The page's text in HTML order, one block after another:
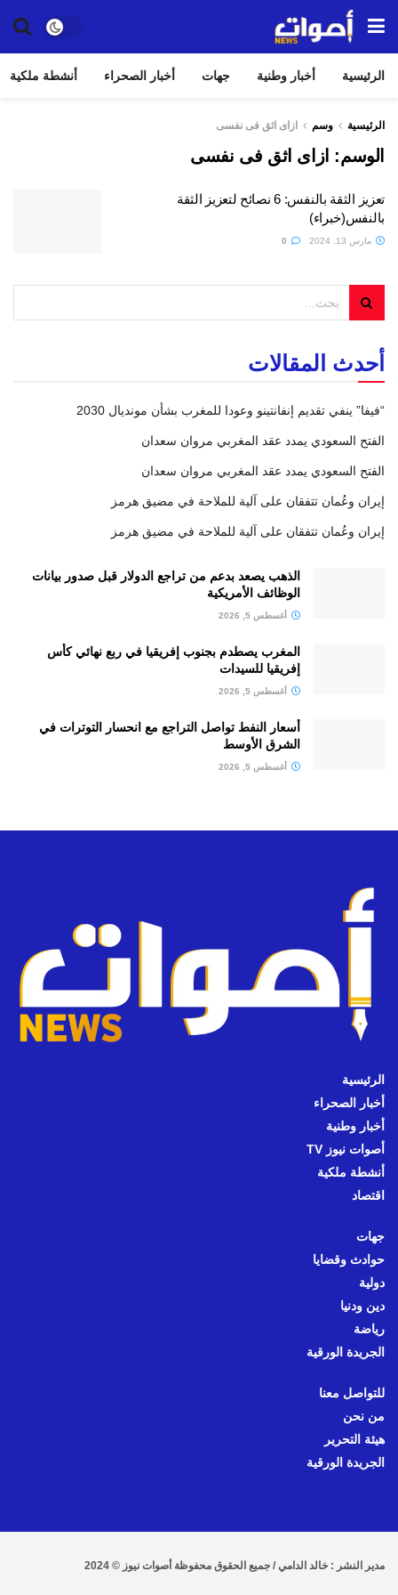
الرئيسية أخبار وطنية جهات أخبار الصحراء أنشطة ملكية
الرئيسية وسم ازاى اثق فى نفسى
الوسم: ازاى اثق فى نفسى
تعزيز الثقة بالنفس: 6 نصائح لتعزيز الثقة
بالنفس(خبراء)
مارس 13, 2024
أحدث المقالات
“فيفا” ينفي تقديم إنفانتينو وعودا للمغرب بشأن مونديال 2030
الفتح السعودي يمدد عقد المغربي مروان سعدان
الفتح السعودي يمدد عقد المغربي مروان سعدان
إيران وعُمان تتفقان على آلية للملاحة في مضيق هرمز
إيران وعُمان تتفقان على آلية للملاحة في مضيق هرمز
الذهب يصعد بدعم من تراجع الدولار قبل صدور بيانات
الوظائف الأمريكية
أغسطس 5, 2026
المغرب يصطدم بجنوب إفريقيا في ربع نهائي كأس
إفريقيا للسيدات
أغسطس 5, 2026
أسعار النفط تواصل التراجع مع انحسار التوترات في
الشرق الأوسط
أغسطس 5, 2026
الرئيسية
أخبار الصحراء
أخبار وطنية
أصوات نيوز TV
أنشطة ملكية
اقتصاد
جهات
حوادث وقضايا
دولية
دين ودنيا
رياضة
الجريدة الورقية
للتواصل معنا
من نحن
هيئة التحرير
الجريدة الورقية
مدير النشر : خالد الدامي / جميع الحقوق محفوظة أصوات نيوز © 2024